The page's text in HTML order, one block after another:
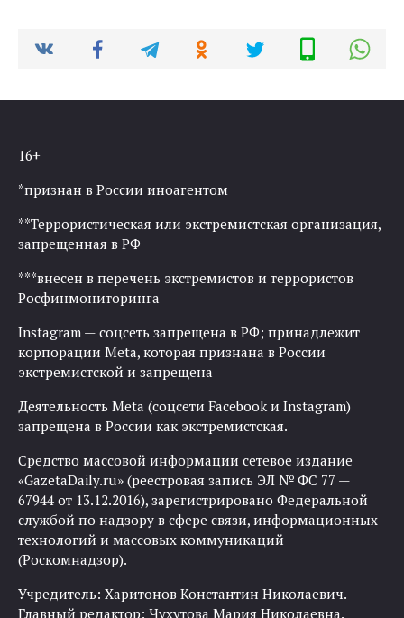
16+
*признан в России иноагентом
**Террористическая или экстремистская организация,
запрещенная в РФ
***внесен в перечень экстремистов и террористов
Росфинмониторинга
Instagram — соцсеть запрещена в РФ; принадлежит
корпорации Meta, которая признана в России
экстремистской и запрещена
Деятельность Meta (соцсети Facebook и Instagram)
запрещена в России как экстремистская.
Средство массовой информации сетевое издание
«GazetaDaily.ru» (реестровая запись ЭЛ № ФС 77 —
67944 от 13.12.2016), зарегистрировано Федеральной
службой по надзору в сфере связи, информационных
технологий и массовых коммуникаций
(Роскомнадзор).
Учредитель: Харитонов Константин Николаевич.
Главный редактор: Чухутова Мария Николаевна.